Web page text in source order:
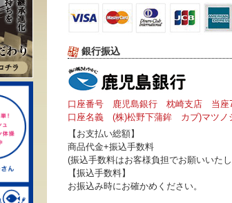
銀行振込
口座番号 鹿児島銀行 枕崎支店 当座
口座名義 (株)松野下蒲鉾 カブ)マツノ
【お支払い総額】
商品代金+振込手数料
(振込手数料はお客様負担でお願いいた
【振込手数料】
お振込み時にお確かめください。